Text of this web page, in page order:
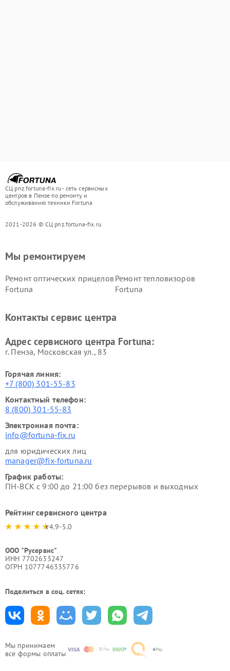
СЦ pnz.fortuna-fix.ru - сеть сервисных
центров в Пензе по ремонту и
обслуживанию техники Fortuna
2021-2026 © СЦ pnz.fortuna-fix.ru
Мы принимаем
все формы оплаты
Мы ремонтируем
Ремонт оптических прицелов
Fortuna
Ремонт тепловизоров
Fortuna
Контакты сервис центра
Адрес сервисного центра Fortuna:
г. Пенза, Московская ул., 83
Горячая линия:
+7 (800) 301-55-83
Контактный телефон:
8 (800) 301-55-83
Электронная почта:
info@fortuna-fix.ru
для юридических лиц
manager@fix-fortuna.ru
График работы:
ПН-ВСК с 9:00 до 21:00 без перерывов и выходных
Рейтинг сервисного центра
4.9-5.0
ООО "Русервис"
ИНН 7702633247
ОГРН 1077746335776
Поделиться в соц. сетях: